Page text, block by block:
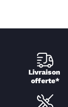
Livraison
offerte*